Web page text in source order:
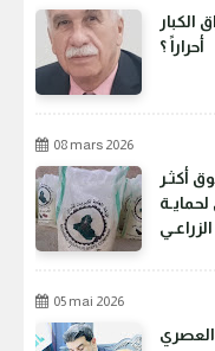
الكبار
أحراراً ؟
08 mars 2026
أكثـر
لحمايـة
05 mai 2026